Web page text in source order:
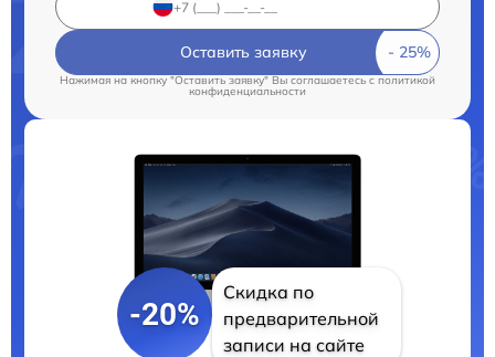
Оставить заявку
Нажимая на кнопку "Оставить заявку" Вы соглашаетесь cполитикой
конфиденциальности
-20%
Скидка по
предварительной
записи на сайте